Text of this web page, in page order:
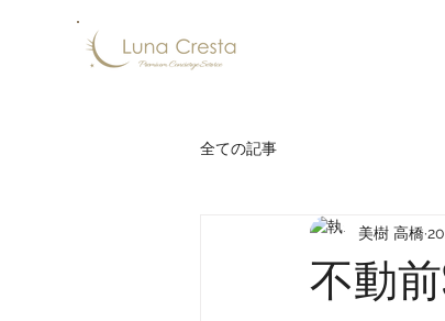
全ての記事
不動前
美樹 高橋